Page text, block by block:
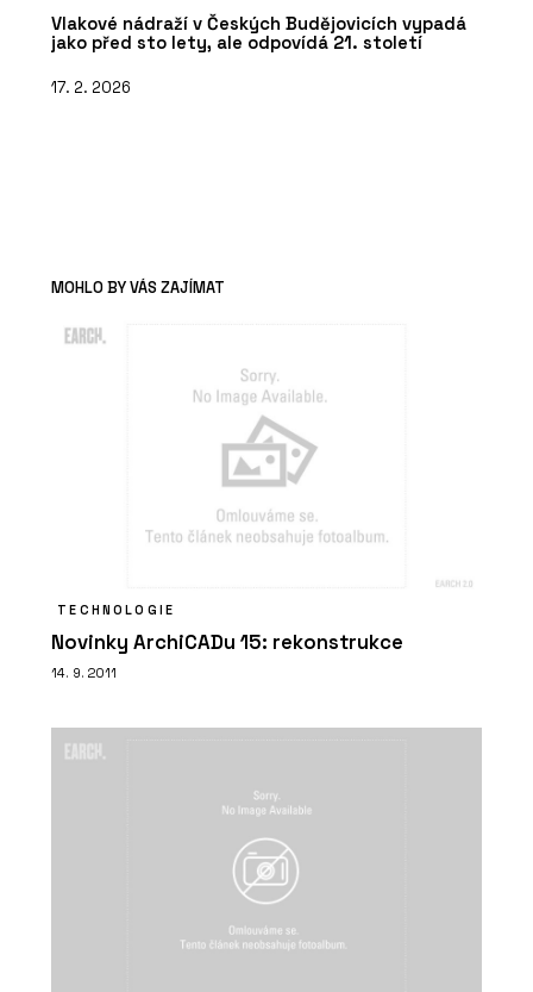
Vlakové nádraží v Českých Budějovicích vypadá
jako před sto lety, ale odpovídá 21. století
17. 2. 2026
MOHLO BY VÁS ZAJÍMAT
TECHNOLOGIE
Novinky ArchiCADu 15: rekonstrukce
14. 9. 2011